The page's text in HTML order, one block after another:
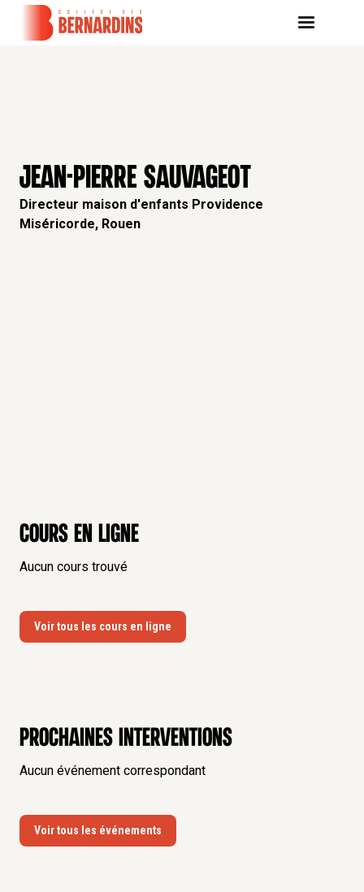
JEAN-PIERRE SAUVAGEOT
Directeur maison d'enfants Providence
Miséricorde, Rouen
Cours en ligne
Aucun cours trouvé
Voir tous les cours en ligne
Prochaines interventions
Aucun événement correspondant
Voir tous les événements